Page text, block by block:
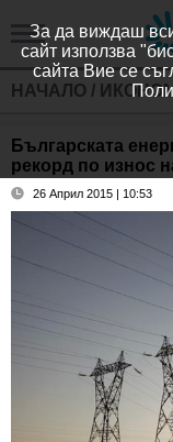
НАЧАЛО /
Българската
рекорд по износ
26 Април 2015 | 10:53
За да виждаш
сайт използва
сайта Вие се